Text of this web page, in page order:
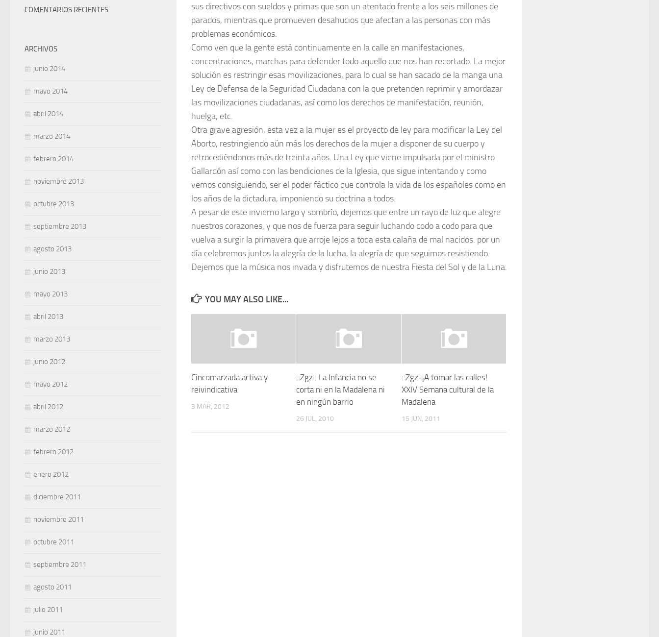
sus directivos con sueldos y primas que son un atentado frente a los seis millones de
parados, mientras que promueven desahucios que afectan a las personas con más
problemas económicos.
Como ven que la gente está continuamente en la calle en manifestaciones,
concentraciones, marchas para defender todo aquello que nos han recortado. La mejor
solución es restringir esas movilizaciones, para lo cual se han sacado de la manga una
Ley de Defensa de la Seguridad Ciudadana con la que pretenden reprimir y amordazar
las movilizaciones ciudadanas, así como los derechos de manifestación, reunión,
huelga, etc.
Otra grave agresión, esta vez a la mujer es el proyecto de ley para modificar la Ley del
Aborto, restringiendo aún más los derechos de la mujer a disponer de su cuerpo y
retrocediéndonos más de treinta años. Una Ley que viene impulsada por el ministro
Gallardón así como con las bendiciones de la Iglesia, que sigue intentando y como
vemos consiguiendo, ser el poder fáctico que controla la vida de los españoles como en
los años de la dictadura, imponiendo su doctrina a todos.
A pesar de este invierno largo y sombrío, dejemos que entre un rayo de luz que alegre
nuestros corazones, y que nos de fuerza para seguir luchando codo a codo para que
vuelva a surgir la primavera que arroje lejos a toda esta calaña de mal nacidos. por un
día celebremos juntos la alegría de la lucha, la alegría de que seguimos resistiendo.
Dejemos que la música nos invada y disfrutemos de nuestra Fiesta del Sol y de la Luna.
YOU MAY ALSO LIKE...
Cincomarzada activa y
reivindicativa
3 MAR, 2012
::Zgz:: La Infancia no se
corta ni en la Madalena ni
en ningún barrio
26 JUL, 2010
::Zgz::¡A tomar las calles!
XXIV Semana cultural de la
Madalena
15 JUN, 2011
COMENTARIOS RECIENTES
ARCHIVOS
junio 2014
mayo 2014
abril 2014
marzo 2014
febrero 2014
noviembre 2013
octubre 2013
septiembre 2013
agosto 2013
junio 2013
mayo 2013
abril 2013
marzo 2013
junio 2012
mayo 2012
abril 2012
marzo 2012
febrero 2012
enero 2012
diciembre 2011
noviembre 2011
octubre 2011
septiembre 2011
agosto 2011
julio 2011
junio 2011